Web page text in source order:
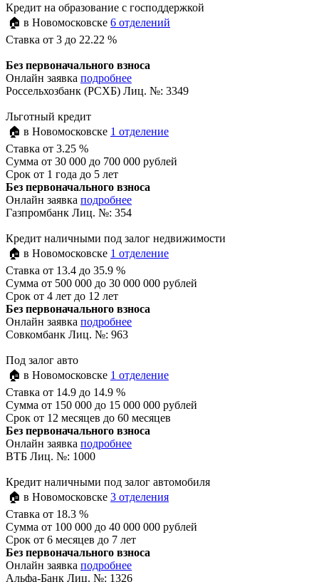
Кредит на образование с господдержкой
🏠 в Новомосковске 6 отделений
Ставка от 3 до 22.22 %
Без первоначального взноса
Онлайн заявка подробнее
Россельхозбанк (РСХБ) Лиц. №: 3349
Льготный кредит
🏠 в Новомосковске 1 отделение
Ставка от 3.25 %
Сумма от 30 000 до 700 000 рублей
Срок от 1 года до 5 лет
Без первоначального взноса
Онлайн заявка подробнее
Газпромбанк Лиц. №: 354
Кредит наличными под залог недвижимости
🏠 в Новомосковске 1 отделение
Ставка от 13.4 до 35.9 %
Сумма от 500 000 до 30 000 000 рублей
Срок от 4 лет до 12 лет
Без первоначального взноса
Онлайн заявка подробнее
Совкомбанк Лиц. №: 963
Под залог авто
🏠 в Новомосковске 1 отделение
Ставка от 14.9 до 14.9 %
Сумма от 150 000 до 15 000 000 рублей
Срок от 12 месяцев до 60 месяцев
Без первоначального взноса
Онлайн заявка подробнее
ВТБ Лиц. №: 1000
Кредит наличными под залог автомобиля
🏠 в Новомосковске 3 отделения
Ставка от 18.3 %
Сумма от 100 000 до 40 000 000 рублей
Срок от 6 месяцев до 7 лет
Без первоначального взноса
Онлайн заявка подробнее
Альфа-Банк Лиц. №: 1326